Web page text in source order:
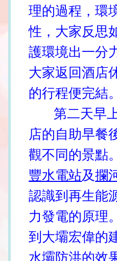
理的過程，環
性，大家反思
護環境出一分
大家返回酒店
的行程便完結。
第二天早上
店的自助早餐
觀不同的景點
豐水電站及攔
認識到再生能
力發電的原理
到大壩宏偉的